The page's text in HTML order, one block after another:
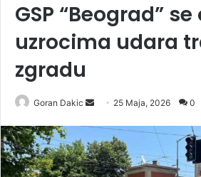
GSP “Beograd”
uzrocima udara
zgradu
Goran Dakic
d
a
25 Maja, 2026 0